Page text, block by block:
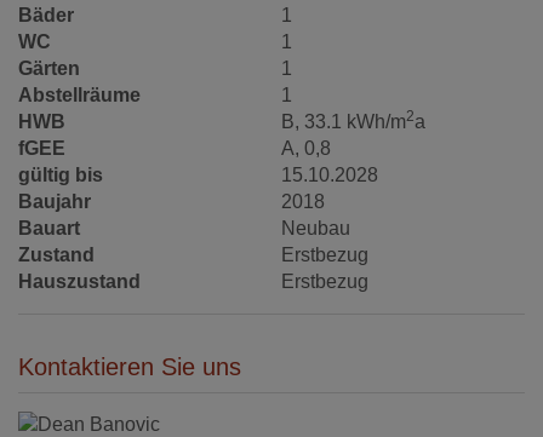
Bäder
1
WC
1
Gärten
1
Abstellräume
1
HWB
B, 33.1 kWh/m2a
fGEE
A, 0,8
gültig bis
15.10.2028
Baujahr
2018
Bauart
Neubau
Zustand
Erstbezug
Hauszustand
Erstbezug
Kontaktieren Sie uns